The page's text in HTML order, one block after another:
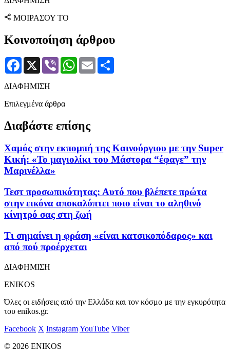
ΜΟΙΡΑΣΟΥ ΤΟ
Κοινοποίηση άρθρου
Facebook
X Viber WhatsApp
Email
ΔΙΑΦΗΜΙΣΗ
Επιλεγμένα άρθρα
Διαβάστε επίσης
Χαμός στην εκπομπή της Καινούργιου με την Super
Κική: «Το μαγιολίκι του Μάστορα “έφαγε” την
Μαρινέλλα»
Τεστ προσωπικότητας: Αυτό που βλέπετε πρώτα
στην εικόνα αποκαλύπτει ποιο είναι το αληθινό
κίνητρό σας στη ζωή
Τι σημαίνει η φράση «είναι κατσικοπόδαρος» και
από πού προέρχεται
ΔΙΑΦΗΜΙΣΗ
ENIKOS
Όλες οι ειδήσεις από την Ελλάδα και τον κόσμο με την εγκυρότητα
του enikos.gr.
Facebook X InstagramYouTube Viber
© 2026 ENIKOS